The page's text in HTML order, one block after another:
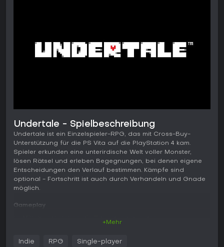
Undertale - Spielbeschreibung
Undertale ist ein Einzelspieler-RPG, das mit Cross-Buy-
Unterstützung für die PS Vita auf die PlayStation 4 kam.
Spieler erkunden eine unterirdische Welt voller Monster,
lösen Rätsel und erleben Begegnungen, bei denen eigene
Entscheidungen den Verlauf bestimmen. Kämpfe sind
optional - Fortschritt ist auch durch Verhandeln und Gnade
möglich.
Gameplay
steuert man ein herzförmiges SOUL, um in einem begrenzten
+Mehr
Indie RPG Single-player